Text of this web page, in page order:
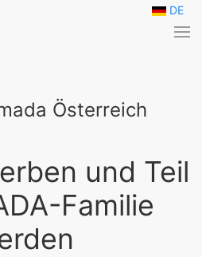
DE
Österreich
und Teil
Familie